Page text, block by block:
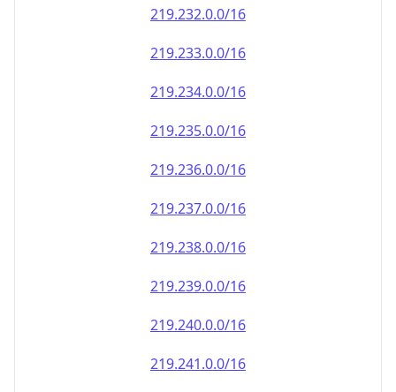
219.232.0.0/16
219.233.0.0/16
219.234.0.0/16
219.235.0.0/16
219.236.0.0/16
219.237.0.0/16
219.238.0.0/16
219.239.0.0/16
219.240.0.0/16
219.241.0.0/16